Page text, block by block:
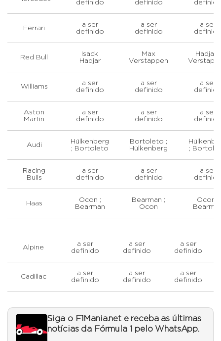
definido
definido
Ferrari
a ser
definido
a ser
definido
a ser
Red Bull
Isack
Hadjar
Max
Verstappen
Hadjar ;
Williams
a ser
definido
a ser
definido
a ser
Aston
Martin
a ser
definido
a ser
definido
a ser
Audi
Hülkenberg
; Bortoleto
Bortoleto ;
Hülkenberg
;
Racing
Bulls
a ser
definido
a ser
definido
a ser
Haas
Ocon ;
Bearman
Bearman ;
Ocon
Ocon ;
Alpine
a ser
definido
a ser
definido
a ser
definido
Cadillac
a ser
definido
a ser
definido
a ser
definido
Siga o F1Mania.net e receba as últimas
notícias da Fórmula 1 pelo WhatsApp.